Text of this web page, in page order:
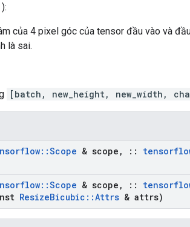
):
của 4 pixel góc của tensor đầu vào và
là sai.
[batch, new_height, new_width,
::Scope & scope , ::
::Scope & scope , ::
ResizeBicubic ::Attrs & attrs)